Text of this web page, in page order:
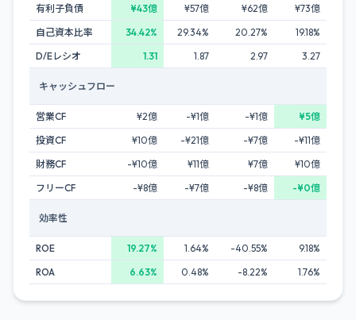
有利子負債
¥43億 ¥57億 ¥62億
¥73億
自己資本比率
34.42% 29.34% 20.27%
19.18%
D/Eレシオ
1.31 1.87 2.97 3.27
キャッシュフロー
営業CF ¥2億 -¥1億 -¥1億
¥5億
投資CF
¥10億 -¥21億 -¥7億
-¥11億
財務CF
-¥10億 ¥11億 ¥7億
¥10億
フリーCF
-¥8億 -¥7億 -¥8億 -¥0億
効率性
ROE 19.27% 1.64% -40.55%
9.18%
ROA
6.63% 0.48% -8.22% 1.76%